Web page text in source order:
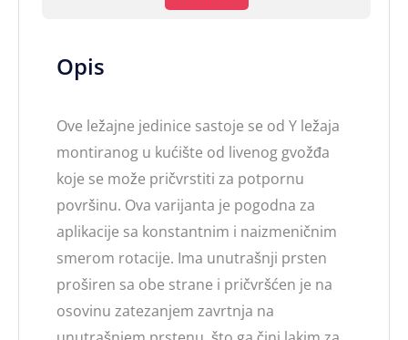
Opis
Ove ležajne jedinice sastoje se od Y ležaja
montiranog u kućište od livenog gvožđa
koje se može pričvrstiti za potpornu
površinu. Ova varijanta je pogodna za
aplikacije sa konstantnim i naizmeničnim
smerom rotacije. Ima unutrašnji prsten
proširen sa obe strane i pričvršćen je na
osovinu zatezanjem zavrtnja na